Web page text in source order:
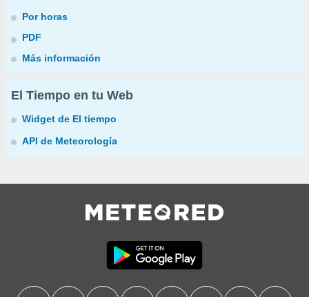
Por horas
PDF
Más información
El Tiempo en tu Web
Widget de El tiempo
API de Meteorología